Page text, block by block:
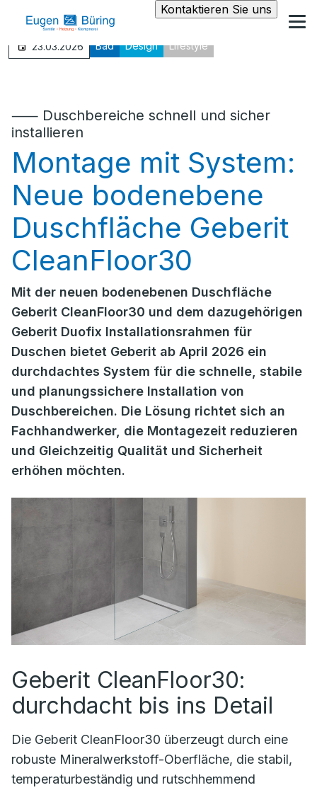
Kontaktieren Sie uns
23.03.2026 Bad Design Lifestyle
⸺ Duschbereiche schnell und sicher
installieren
Montage mit System:
Neue bodenebene
Duschfläche Geberit
CleanFloor30
Mit der neuen bodenebenen Duschfläche
Geberit CleanFloor30 und dem dazugehörigen
Geberit Duofix Installationsrahmen für
Duschen bietet Geberit ab April 2026 ein
durchdachtes System für die schnelle, stabile
und planungssichere Installation von
Duschbereichen. Die Lösung richtet sich an
Fachhandwerker, die Montagezeit reduzieren
und Gleichzeitig Qualität und Sicherheit
erhöhen möchten.
Geberit CleanFloor30:
durchdacht bis ins Detail
Die Geberit CleanFloor30 überzeugt durch eine
robuste Mineralwerkstoff-Oberfläche, die stabil,
temperaturbeständig und rutschhemmend